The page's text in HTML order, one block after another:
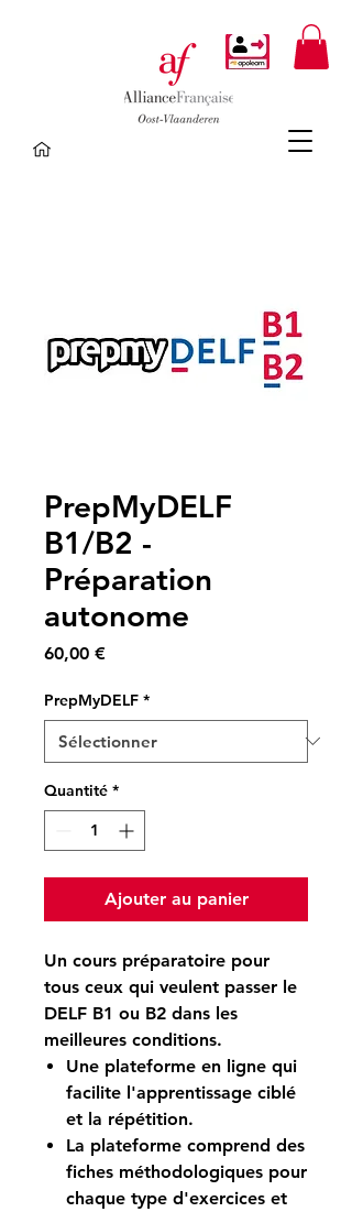
PrepMyDELF
B1/B2 -
Préparation
autonome
60,00 €Prix
PrepMyDELF *
Quantité *
Ajouter au panier
Un cours préparatoire pour
tous ceux qui veulent passer le
DELF B1 ou B2 dans les
meilleures conditions.
Une plateforme en ligne qui
facilite l'apprentissage ciblé
et la répétition.
La plateforme comprend des
fiches méthodologiques pour
chaque type d'exercices et